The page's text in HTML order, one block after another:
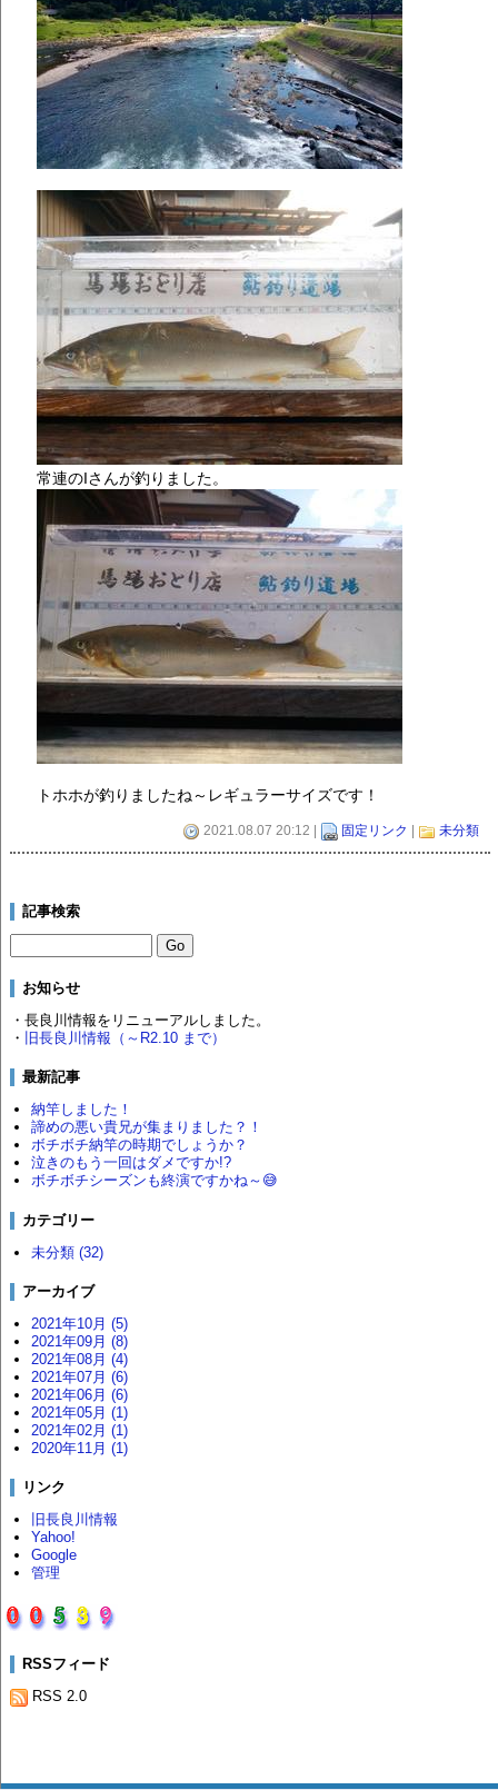
常連のIさんが釣りました。
トホホが釣りましたね～レギュラーサイズです！
2021.08.07 20:12 | 固定リンク 未分類
記事検索
お知らせ
・長良川情報をリニューアルしました。
・
旧長良川情報（～R2.10 まで）
最新記事
納竿しました！
諦めの悪い貴兄が集まりました？！
ボチボチ納竿の時期でしょうか？
泣きのもう一回はダメですか!?
ボチボチシーズンも終演ですかね～😅
カテゴリー
未分類 (32)
アーカイブ
2021年10月 (5)
2021年09月 (8)
2021年08月 (4)
2021年07月 (6)
2021年06月 (6)
2021年05月 (1)
2021年02月 (1)
2020年11月 (1)
リンク
旧長良川情報
Yahoo!
Google
管理
RSSフィード
RSS 2.0